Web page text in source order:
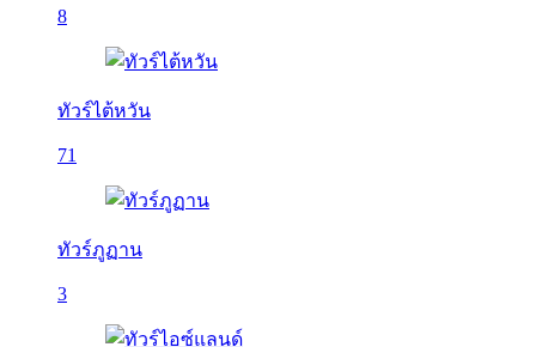
8
ทัวร์ไต้หวัน
71
ทัวร์ภูฏาน
3